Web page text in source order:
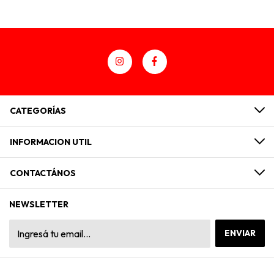
CATEGORÍAS
INFORMACION UTIL
CONTACTÁNOS
NEWSLETTER